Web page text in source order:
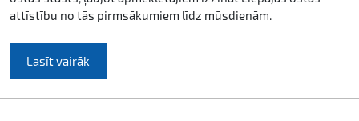
attīstību no tās pirmsākumiem līdz mūsdienām.
Lasīt vairāk